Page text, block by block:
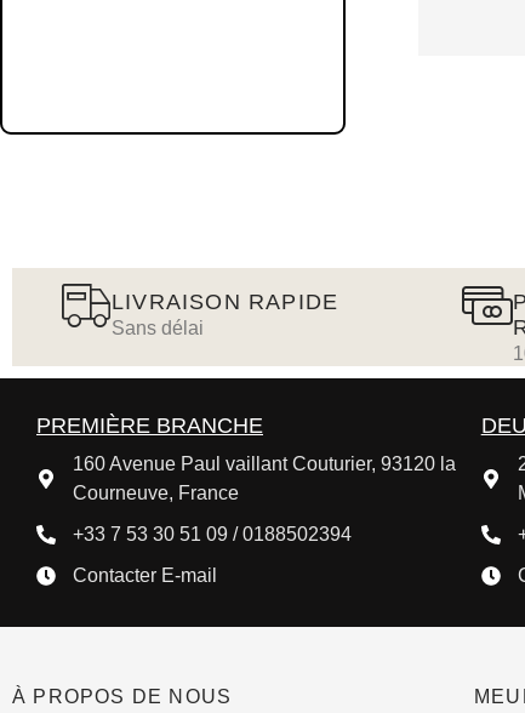
LIVRAISON RAPIDE
Sans délai
PREMIÈRE BRANCHE
160 Avenue Paul vaillant Couturier, 93120 la
Courneuve, France
+33 7 53 30 51 09 / 0188502394
Contacter E-mail
À PROPOS DE NOUS